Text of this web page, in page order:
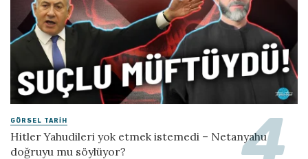
GÖRSEL TARIH
Hitler Yahudileri yok etmek istemedi – Netanyahu
doğruyu mu söylüyor?